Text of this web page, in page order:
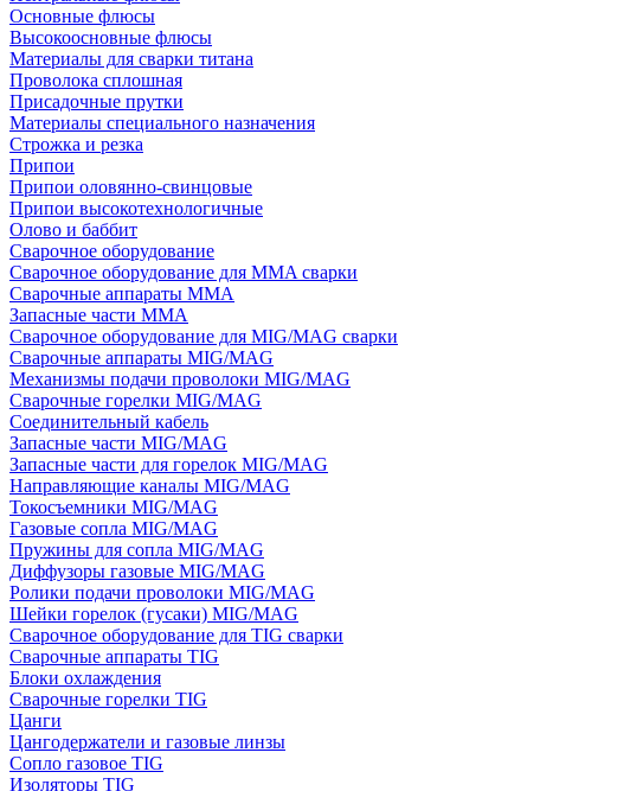
Основные флюсы
Высокоосновные флюсы
Материалы для сварки титана
Проволока сплошная
Присадочные прутки
Материалы специального назначения
Строжка и резка
Припои
Припои оловянно-свинцовые
Припои высокотехнологичные
Олово и баббит
Сварочное оборудование
Сварочное оборудование для MMA сварки
Сварочные аппараты MMA
Запасные части MMA
Сварочное оборудование для MIG/MAG сварки
Сварочные аппараты MIG/MAG
Механизмы подачи проволоки MIG/MAG
Сварочные горелки MIG/MAG
Соединительный кабель
Запасные части MIG/MAG
Запасные части для горелок MIG/MAG
Направляющие каналы MIG/MAG
Токосъемники MIG/MAG
Газовые сопла MIG/MAG
Пружины для сопла MIG/MAG
Диффузоры газовые MIG/MAG
Ролики подачи проволоки MIG/MAG
Шейки горелок (гусаки) MIG/MAG
Сварочное оборудование для TIG сварки
Сварочные аппараты TIG
Блоки охлаждения
Сварочные горелки TIG
Цанги
Цангодержатели и газовые линзы
Сопло газовое TIG
Изоляторы TIG